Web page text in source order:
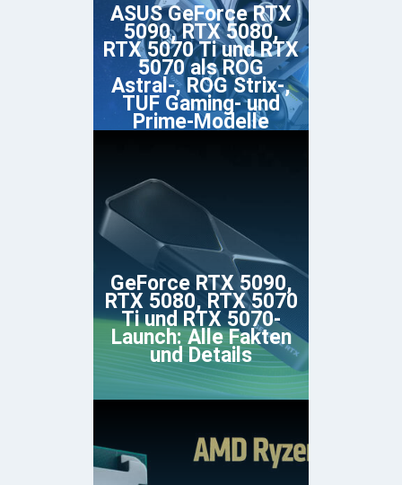
ASUS GeForce RTX
5090, RTX 5080,
RTX 5070 Ti und RTX
5070 als ROG
Astral-, ROG Strix-,
TUF Gaming- und
Prime-Modelle
GeForce RTX 5090,
RTX 5080, RTX 5070
Ti und RTX 5070-
Launch: Alle Fakten
und Details